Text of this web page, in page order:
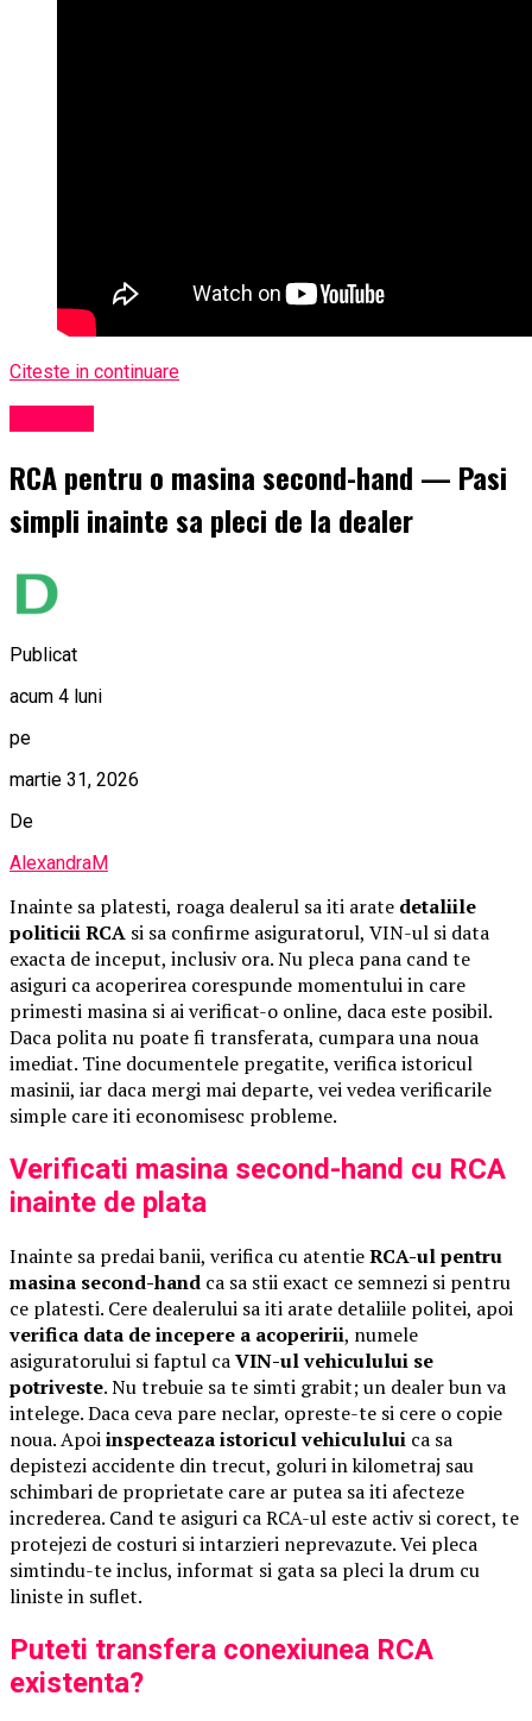
Citeste in continuare
RCA pentru o masina second-hand — Pasi
simpli inainte sa pleci de la dealer
Publicat
acum 4 luni
pe
martie 31, 2026
De
AlexandraM
Inainte sa platesti, roaga dealerul sa iti arate detaliile
politicii RCA si sa confirme asiguratorul, VIN-ul si data
exacta de inceput, inclusiv ora. Nu pleca pana cand te
asiguri ca acoperirea corespunde momentului in care
primesti masina si ai verificat-o online, daca este posibil.
Daca polita nu poate fi transferata, cumpara una noua
imediat. Tine documentele pregatite, verifica istoricul
masinii, iar daca mergi mai departe, vei vedea verificarile
simple care iti economisesc probleme.
Verificati masina second-hand cu RCA
inainte de plata
Inainte sa predai banii, verifica cu atentieRCA-ul pentru
masina second-hand ca sa stii exact ce semnezi si pentru
ce platesti. Cere dealerului sa iti arate detaliile politei, apoi
verifica data de incepere a acoperirii, numele
asiguratorului si faptul caVIN-ul vehiculului se
potriveste. Nu trebuie sa te simti grabit; un dealer bun va
intelege. Daca ceva pare neclar, opreste-te si cere o copie
noua. Apoiinspecteaza istoricul vehiculului ca sa
depistezi accidente din trecut, goluri in kilometraj sau
schimbari de proprietate care ar putea sa iti afecteze
increderea. Cand te asiguri ca RCA-ul este activ si corect, te
protejezi de costuri si intarzieri neprevazute. Vei pleca
simtindu-te inclus, informat si gata sa pleci la drum cu
liniste in suflet.
Puteti transfera conexiunea RCA
existenta?